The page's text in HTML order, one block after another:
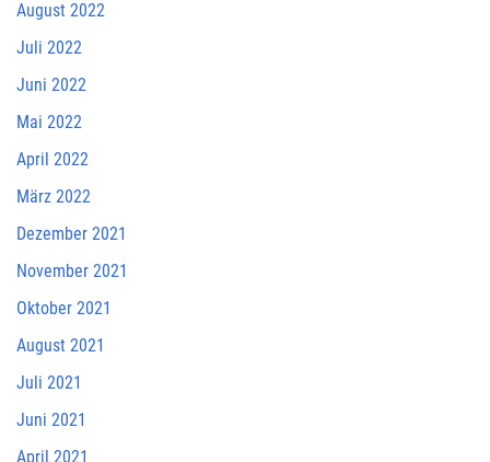
August 2022
Juli 2022
Juni 2022
Mai 2022
April 2022
März 2022
Dezember 2021
November 2021
Oktober 2021
August 2021
Juli 2021
Juni 2021
April 2021